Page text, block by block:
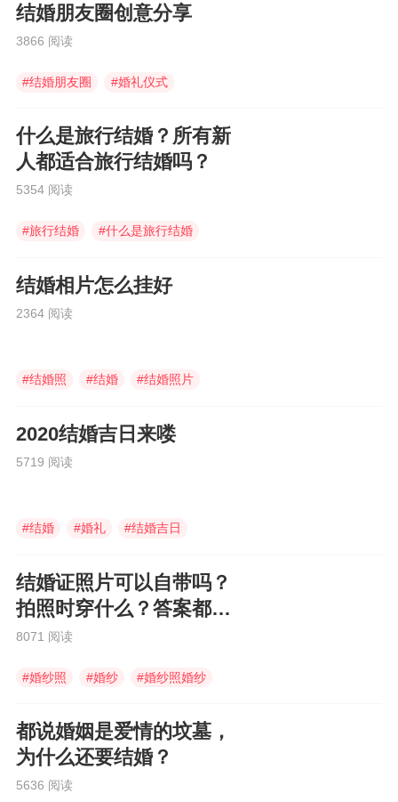
结婚朋友圈创意分享
3866 阅读
#结婚朋友圈 #婚礼仪式
什么是旅行结婚？所有新
人都适合旅行结婚吗？
5354 阅读
#旅行结婚 #什么是旅行结婚
结婚相片怎么挂好
2364 阅读
#结婚照 #结婚 #结婚照片
2020结婚吉日来喽
5719 阅读
#结婚 #婚礼 #结婚吉日
结婚证照片可以自带吗？
拍照时穿什么？答案都在
这里
8071 阅读
#婚纱照 #婚纱 #婚纱照婚纱
都说婚姻是爱情的坟墓，
为什么还要结婚？
5636 阅读